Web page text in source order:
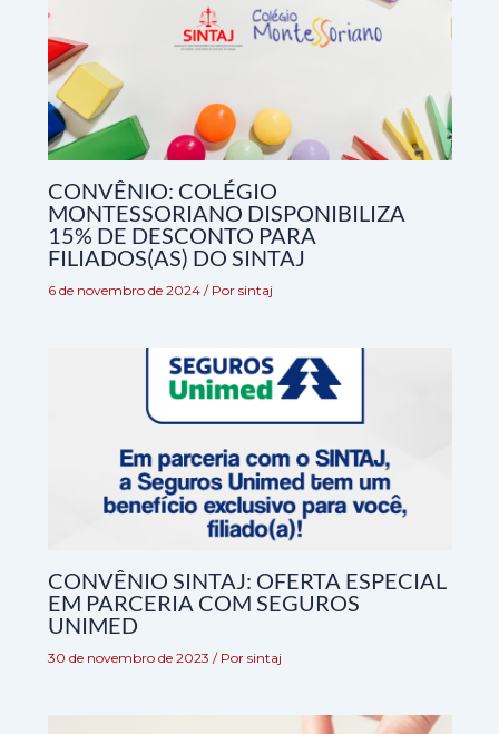
CONVÊNIO: COLÉGIO
MONTESSORIANO DISPONIBILIZA
15% DE DESCONTO PARA
FILIADOS(AS) DO SINTAJ
6 de novembro de 2024 / Por sintaj
CONVÊNIO SINTAJ: OFERTA ESPECIAL
EM PARCERIA COM SEGUROS
UNIMED
30 de novembro de 2023 / Por sintaj